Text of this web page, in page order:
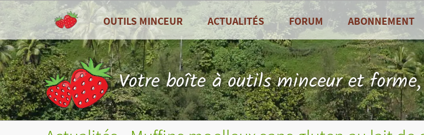
OUTILS MINCEUR
TOUS LES OUTILS
Tableau de bord
Compteur de calories
Combien de calories par jour ?
ACTUALITÉS
Toutes les actualités
Recettes de cuisine
Zoom sur ...
Fruits et légumes de saison
FORUM ABONNEMENT
Votre boîte à outils minceur et